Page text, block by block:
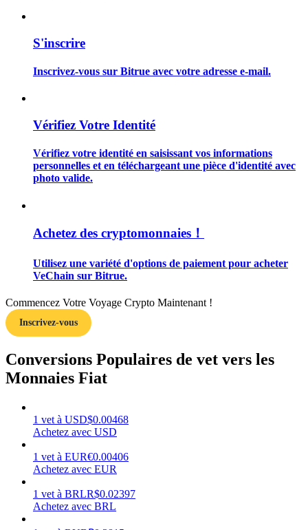
Guide
Guide de démarrage des contrats à terme
Apprenez à rester rentable
Gagner
S'inscrire
Inscrivez-vous sur Bitrue avec votre adresse e-mail.
Vérifiez Votre Identité
Vérifiez votre identité en saisissant vos informations
personnelles et en téléchargeant une pièce d'identité avec
photo valide.
Achetez des cryptomonnaies！
Utilisez une variété d'options de paiement pour acheter
VeChain sur Bitrue.
Commencez Votre Voyage Crypto Maintenant !
Inscrivez-vous
Conversions Populaires de vet vers les
Monnaies Fiat
1 vet à USD$0.00468
Achetez avec USD
1 vet à EUR€0.00406
Achetez avec EUR
1 vet à BRLR$0.02397
Achetez avec BRL